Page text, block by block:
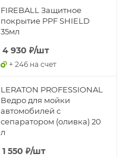
FIREBALL Защитное
покрытие PPF SHIELD
35мл
4 930 ₽/шт
+ 246 на счет
LERATON PROFESSIONAL
Ведро для мойки
автомобилей с
сепаратором (оливка) 20
л
1 550 ₽/шт